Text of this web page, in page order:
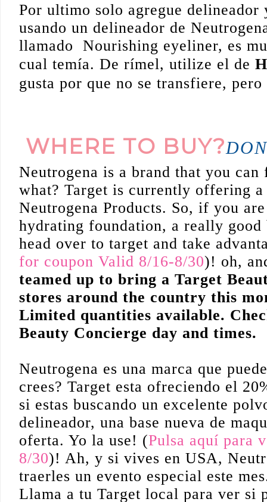
Por ultimo solo agregue
usando un delineador de
llamado
Nourishing eyeliner, es
cual temía. De rímel, utilize el de
gusta por que no se transfiere,
WHERE TO BUY?
Neutrogena is a brand that you
what? Target is currently offering
Neutrogena Products. So, if you
hydrating foundation, a really
head over to target and take
for coupon Valid 8/16-8/30)! oh,
teamed up to bring a Target
stores around the country this
Limited quantities available.
Beauty Concierge day and times.
Neutrogena es una marca que
crees? Target esta ofreciendo el
si estas buscando un excelente
delineador, una base nueva de
oferta. Yo la use! (Pulsa aquí para
8/30)! Ah, y si vives en USA,
traerles un evento especial este
Llama a tu Target local para ver si